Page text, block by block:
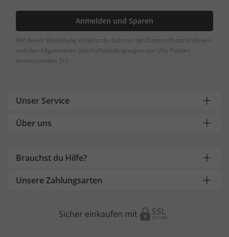
Anmelden und Sparen
Mit deiner Bestellung erklärst du dich mit den Datenschutzrichtlinien
und den Allgemeinen Geschäftsbedingungen von Ulla Popken
einverstanden. [+]
Unser Service
Über uns
Brauchst du Hilfe?
Unsere Zahlungsarten
Sicher einkaufen mit